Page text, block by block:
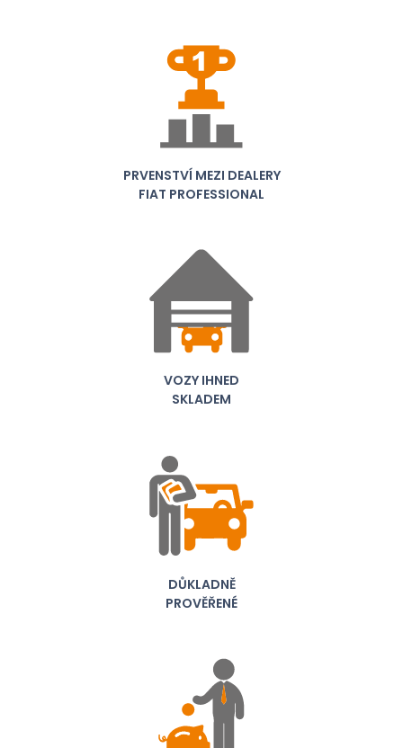
PRVENSTVÍ MEZI DEALERY
FIAT PROFESSIONAL
VOZY IHNED
SKLADEM
DŮKLADNĚ
PROVĚŘENÉ